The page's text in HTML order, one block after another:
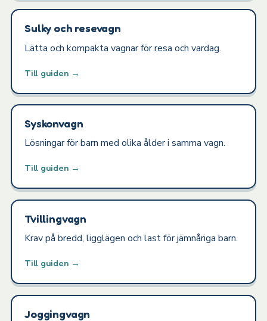
Sulky och resevagn
Lätta och kompakta vagnar för resa och vardag.
Till guiden →
Syskonvagn
Lösningar för barn med olika ålder i samma vagn.
Till guiden →
Tvillingvagn
Krav på bredd, ligglägen och last för jämnåriga barn.
Till guiden →
Joggingvagn